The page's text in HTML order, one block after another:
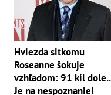
Hviezda sitkomu
Roseanne šokuje
vzhľadom: 91 kíl
Je na nespoznanie!